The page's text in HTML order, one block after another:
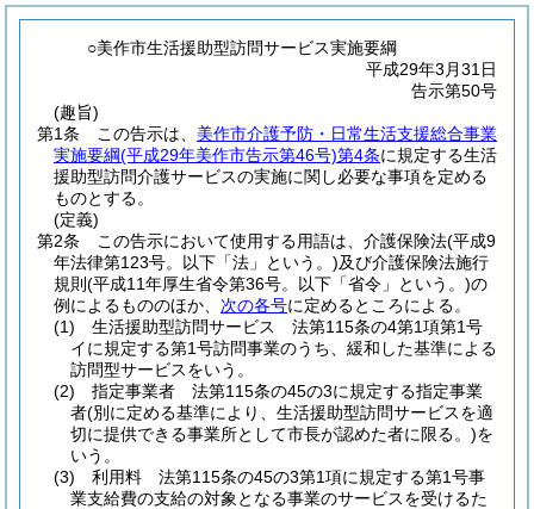
○美作市生活援助型訪問サービス実施要綱
平成29年3月31日
告示第50号
(趣旨)
第1条
この告示は、 美作市介護予防・日常生活支援総合事業
実施要綱(平成29年美作市告示第46号)第4条に規定する生活
援助型訪問介護サービスの実施に関し必要な事項を定める
ものとする。
(定義)
第2条
この告示において使用する用語は、介護保険法(平成9
年法律第123号。以下「法」という。)及び介護保険法施行
規則 (平成11年厚生省令第36号。以下「省令」という。)の
例によるもののほか、 次の各号に定めるところによる。
(1)
生活援助型訪問サービス 法第115条の4第1項第1号
イに規定する第1号訪問事業のうち、緩和した基準による
訪問型サービスをいう。
(2)
指定事業者 法第115条の45の3に規定する指定事業
者(別に定める基準により、生活援助型訪問サービスを適
切に提供できる事業所として市長が認めた者に限る。)を
いう。
(3)
利用料 法第115条の45の3第1項に規定する第1号事
業支給費の支給の対象となる事業のサービスを受けるた